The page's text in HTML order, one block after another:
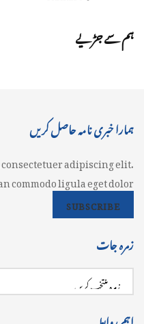
ہم سے جڑیے
ہمارا خبری نامہ حاصل کریں
adipiscing elit.
commodo ligula eget dolor.
SUBSCRIBE
زمرہ جات